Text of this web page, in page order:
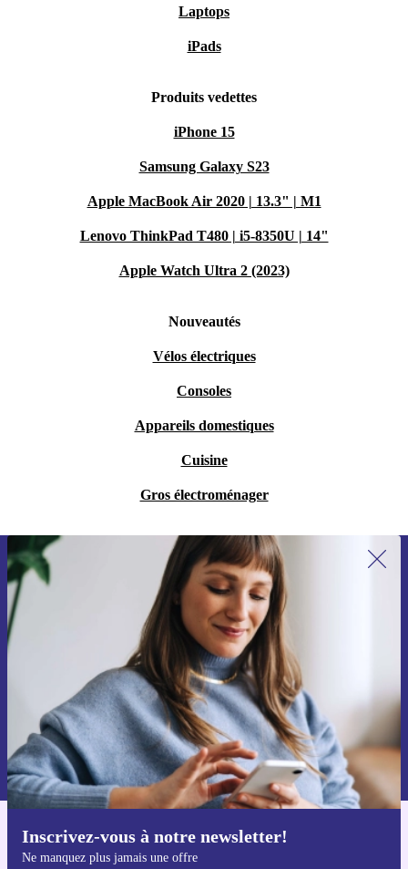
Laptops
iPads
Produits vedettes
iPhone 15
Samsung Galaxy S23
Apple MacBook Air 2020 | 13.3" | M1
Lenovo ThinkPad T480 | i5-8350U | 14"
Apple Watch Ultra 2 (2023)
Nouveautés
Vélos électriques
Consoles
Appareils domestiques
Cuisine
Gros électroménager
Inscrivez-vous à notre newsletter!
Ne manquez plus jamais une offre
Recevoir offres et infos de refurbed
par mail
Ne manquez plus aucune offre.
S'inscrire
Retrouvez les informations sur l'utilisation des données personnelles
dans notre
politique de confidentialité.
Téléchargez l'application refurbed
Pour iOS et Android